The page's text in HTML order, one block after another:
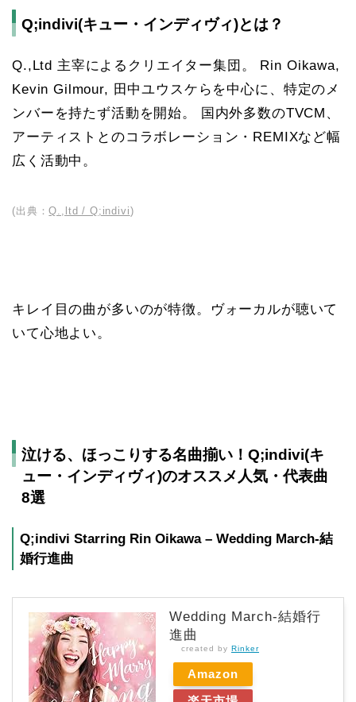
Q;indivi(キュー・インディヴィ)とは？
Q.,Ltd 主宰によるクリエイター集団。 Rin Oikawa,
Kevin Gilmour, 田中ユウスケらを中心に、特定のメ
ンバーを持たず活動を開始。 国内外多数のTVCM、
アーティストとのコラボレーション・REMIXなど幅
広く活動中。
(出典：Q.,ltd / Q;indivi)
キレイ目の曲が多いのが特徴。ヴォーカルが聴いて
いて心地よい。
泣ける、ほっこりする名曲揃い！Q;indivi(キ
ュー・インディヴィ)のオススメ人気・代表曲
8選
Q;indivi Starring Rin Oikawa – Wedding March-結
婚行進曲
Wedding March-結婚行
進曲
created by Rinker
Amazon